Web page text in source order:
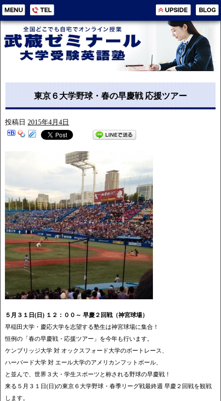
東京６大学野球・春の早慶戦 応援ツアー
投稿日 2015年4月4日
５月３１日(日) １２：００～ 早慶２回戦（神宮球場）
早稲田大学・慶応大学を志望する塾生は神宮球場に集合！
恒例の「春の早慶戦・応援ツアー」を今年も行います。
ケンブリッジ大学 対 オックスフォード大学のボートレース、
ハーバード大学 対 エール大学のアメリカンフットボール、
と並んで、世界３大・学生スポーツと称される野球の早慶戦！
来る５月３１日(日)の東京６大学野球・春季リーグ戦最終週 早慶２回戦を観戦
します。